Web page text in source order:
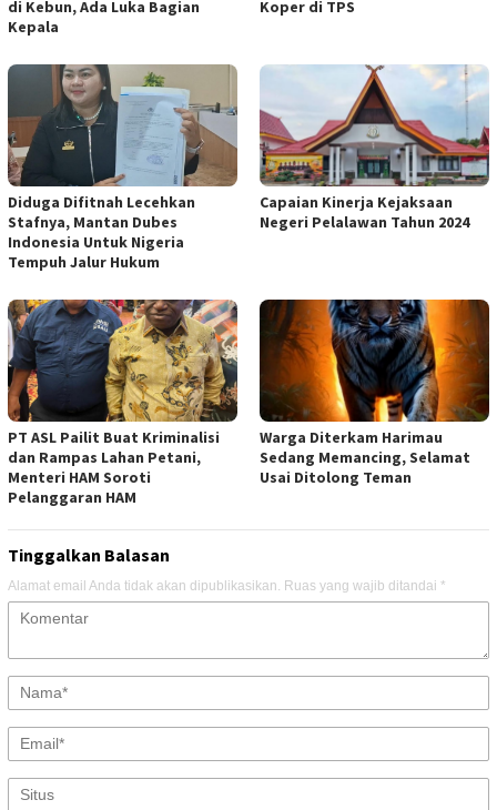
di Kebun, Ada Luka Bagian
Kepala
Koper di TPS
Diduga Difitnah Lecehkan
Stafnya, Mantan Dubes
Indonesia Untuk Nigeria
Tempuh Jalur Hukum
Capaian Kinerja Kejaksaan
Negeri Pelalawan Tahun 2024
PT ASL Pailit Buat Kriminalisi
dan Rampas Lahan Petani,
Menteri HAM Soroti
Pelanggaran HAM
Warga Diterkam Harimau
Sedang Memancing, Selamat
Usai Ditolong Teman
Tinggalkan Balasan
Alamat email Anda tidak akan dipublikasikan. Ruas yang wajib ditandai *